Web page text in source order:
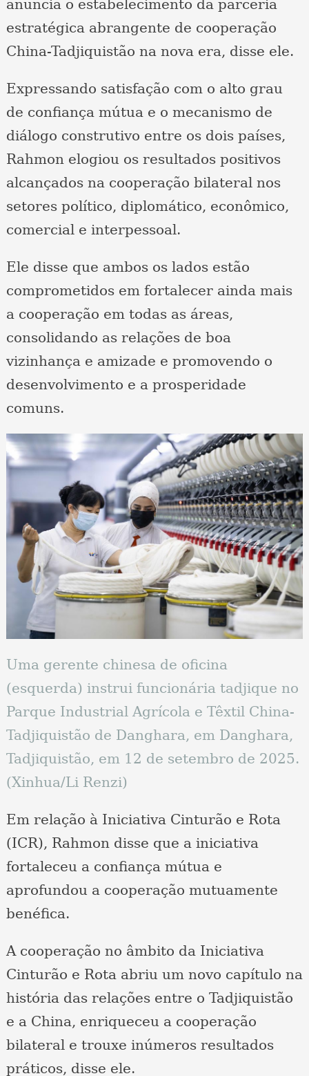
anuncia o estabelecimento da parceria
estratégica abrangente de cooperação
China-Tadjiquistão na nova era, disse ele.
Expressando satisfação com o alto grau
de confiança mútua e o mecanismo de
diálogo construtivo entre os dois países,
Rahmon elogiou os resultados positivos
alcançados na cooperação bilateral nos
setores político, diplomático, econômico,
comercial e interpessoal.
Ele disse que ambos os lados estão
comprometidos em fortalecer ainda mais
a cooperação em todas as áreas,
consolidando as relações de boa
vizinhança e amizade e promovendo o
desenvolvimento e a prosperidade
comuns.
Uma gerente chinesa de oficina
(esquerda) instrui funcionária tadjique no
Parque Industrial Agrícola e Têxtil China-
Tadjiquistão de Danghara, em Danghara,
Tadjiquistão, em 12 de setembro de 2025.
(Xinhua/Li Renzi)
Em relação à Iniciativa Cinturão e Rota
(ICR), Rahmon disse que a iniciativa
fortaleceu a confiança mútua e
aprofundou a cooperação mutuamente
benéfica.
A cooperação no âmbito da Iniciativa
Cinturão e Rota abriu um novo capítulo na
história das relações entre o Tadjiquistão
e a China, enriqueceu a cooperação
bilateral e trouxe inúmeros resultados
práticos, disse ele.